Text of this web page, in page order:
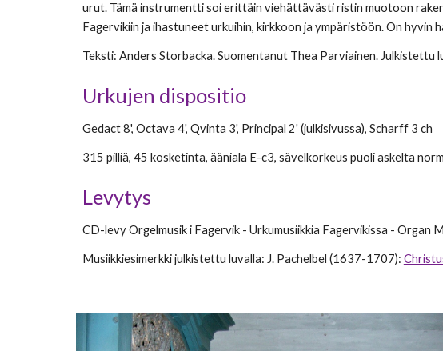
urut. Tämä instrumentti soi erittäin viehättävästi ristin muotoon
Fagervikiin ja ihastuneet urkuihin, kirkkoon ja ympäristöön. On
Teksti: Anders Storbacka. Suomentanut Thea Parviainen. Julkistettu
Urkujen dispositio
Gedact 8', Octava 4', Qvinta 3', Principal 2' (julkisivussa), Scharff 3 ch
315 pilliä, 45 kosketinta, ääniala E-c3, sävelkorkeus puoli askelta
Levytys
CD-levyOrgelmusik i Fagervik - Urkumusiikkia Fagervikissa - Organ
Musiikkiesimerkki julkistettu luvalla: J. Pachelbel (1637-1707):